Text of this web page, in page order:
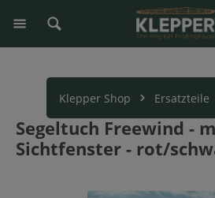
springen
Klepper Shop Ersatzteile
Segeltuch Freewind -
Sichtfenster - rot/